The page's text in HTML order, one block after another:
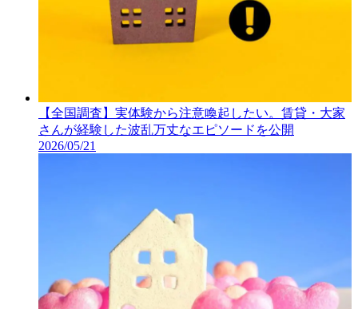
【全国調査】実体験から注意喚起したい。賃貸・大家
さんが経験した波乱万丈なエピソードを公開
2026/05/21